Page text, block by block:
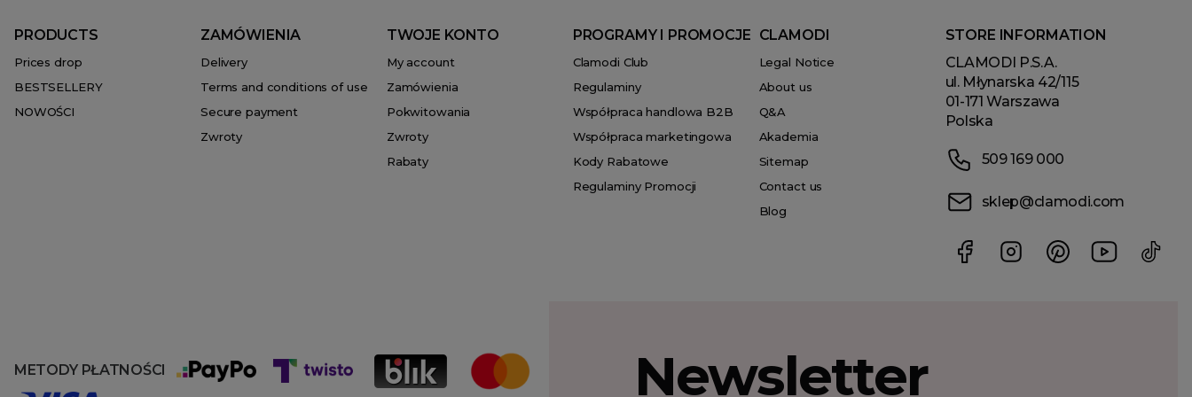
PRODUCTS
Prices drop
BESTSELLERY
NOWOŚCI
ZAMÓWIENIA
Delivery
Terms and conditions of use
Secure payment
Zwroty
TWOJE KONTO
My account
Zamówienia
Pokwitowania
Zwroty
Rabaty
PROGRAMY I PROMOCJE
Clamodi Club
Regulaminy
Współpraca handlowa B2B
Współpraca marketingowa
Kody Rabatowe
Regulaminy Promocji
CLAMODI
Legal Notice
About us
Q&A
Akademia
Sitemap
Contact us
Blog
STORE INFORMATION
CLAMODI P.S.A.
ul. Młynarska 42/115
01-171 Warszawa
Polska
509 169 000
sklep@clamodi.com
METODY PŁATNOŚCI Newsletter